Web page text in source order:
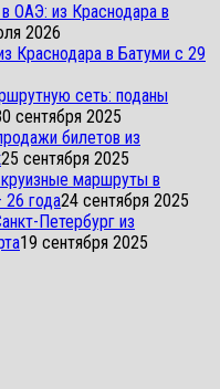
ОАЭ: из Краснодара в
2026
Краснодара в Батуми с 29
сеть: поданы
сентября 2025
билетов из
25 сентября 2025
маршруты в
26 года24 сентября 2025
Петербург из
19 сентября 2025